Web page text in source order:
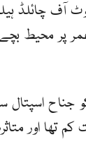
آف چائلڈ
26 گھنٹے کی
بچے کو جناح
تھا اور